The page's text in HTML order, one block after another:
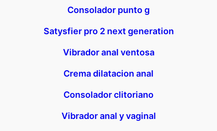
Consolador punto g
Satysfier pro 2 next generation
Vibrador anal ventosa
Crema dilatacion anal
Consolador clitoriano
Vibrador anal y vaginal